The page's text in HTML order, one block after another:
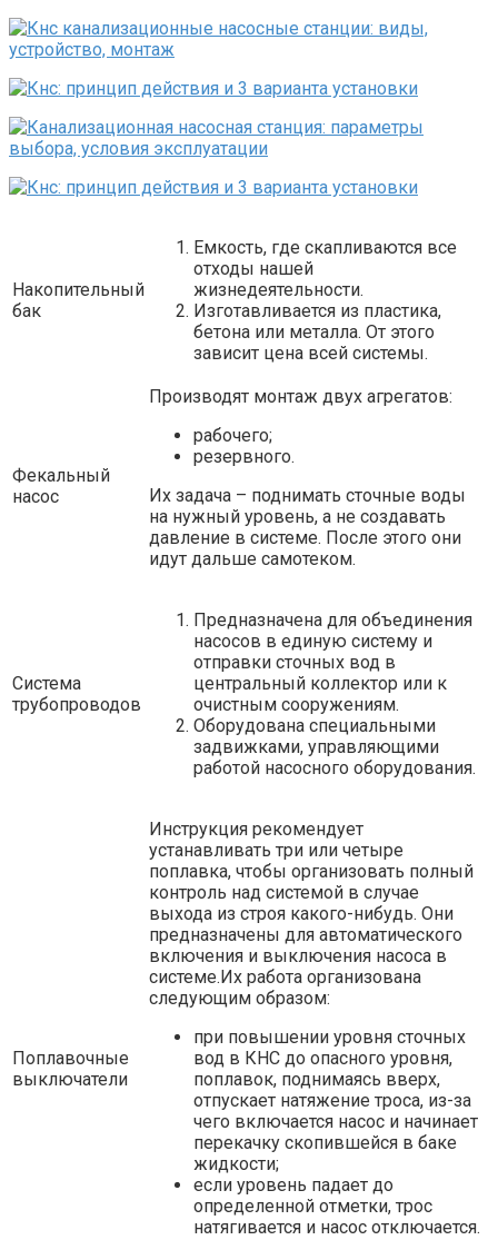
Накопительный
бак
Емкость, где скапливаются все
отходы нашей
жизнедеятельности.
Изготавливается из пластика,
бетона или металла. От этого
зависит цена всей системы.
Фекальный
насос
Производят монтаж двух агрегатов:
рабочего;
резервного.
Их задача – поднимать сточные воды
на нужный уровень, а не создавать
давление в системе. После этого они
идут дальше самотеком.
Система
трубопроводов
Предназначена для объединения
насосов в единую систему и
отправки сточных вод в
центральный коллектор или к
очистным сооружениям.
Оборудована специальными
задвижками, управляющими
работой насосного оборудования.
Поплавочные
выключатели
Инструкция рекомендует
устанавливать три или четыре
поплавка, чтобы организовать полный
контроль над системой в случае
выхода из строя какого-нибудь. Они
предназначены для автоматического
включения и выключения насоса в
системе.Их работа организована
следующим образом:
при повышении уровня сточных
вод в КНС до опасного уровня,
поплавок, поднимаясь вверх,
отпускает натяжение троса, из-за
чего включается насос и начинает
перекачку скопившейся в баке
жидкости;
если уровень падает до
определенной отметки, трос
натягивается и насос отключается.